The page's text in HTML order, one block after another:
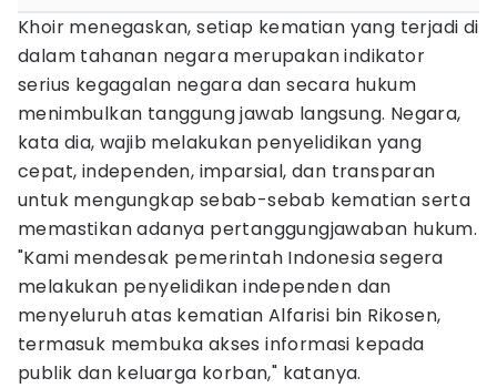
Khoir menegaskan, setiap kematian yang terjadi di
dalam tahanan negara merupakan indikator
serius kegagalan negara dan secara hukum
menimbulkan tanggung jawab langsung. Negara,
kata dia, wajib melakukan penyelidikan yang
cepat, independen, imparsial, dan transparan
untuk mengungkap sebab-sebab kematian serta
memastikan adanya pertanggungjawaban hukum.
"Kami mendesak pemerintah Indonesia segera
melakukan penyelidikan independen dan
menyeluruh atas kematian Alfarisi bin Rikosen,
termasuk membuka akses informasi kepada
publik dan keluarga korban," katanya.